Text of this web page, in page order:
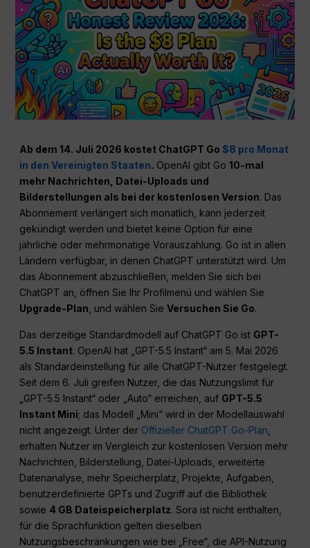
Ab dem 14. Juli 2026 kostet ChatGPT Go$8 pro Monat
in den Vereinigten Staaten. OpenAI gibt Go10-mal
mehr Nachrichten, Datei-Uploads und
Bilderstellungen als bei der kostenlosen Version. Das
Abonnement verlängert sich monatlich, kann jederzeit
gekündigt werden und bietet keine Option für eine
jährliche oder mehrmonatige Vorauszahlung. Go ist in allen
Ländern verfügbar, in denen ChatGPT unterstützt wird. Um
das Abonnement abzuschließen, melden Sie sich bei
ChatGPT an, öffnen Sie Ihr Profilmenü und wählen Sie
Upgrade-Plan , und wählen SieVersuchen Sie Go.
Das derzeitige Standardmodell auf ChatGPT Go ist GPT-
5.5 Instant. OpenAI hat „GPT-5.5 Instant“ am 5. Mai 2026
als Standardeinstellung für alle ChatGPT-Nutzer festgelegt.
Seit dem 6. Juli greifen Nutzer, die das Nutzungslimit für
„GPT-5.5 Instant“ oder „Auto“ erreichen, auf GPT-5.5
Instant Mini; das Modell „Mini“ wird in der Modellauswahl
nicht angezeigt. Unter der Offizieller ChatGPT Go-Plan
erhalten Nutzer im Vergleich zur kostenlosen Version mehr
Nachrichten, Bilderstellung, Datei-Uploads, erweiterte
Datenanalyse, mehr Speicherplatz, Projekte, Aufgaben,
benutzerdefinierte GPTs und Zugriff auf die Bibliothek
sowie 4 GB Dateispeicherplatz. Sora ist nicht enthalten,
für die Sprachfunktion gelten dieselben
Nutzungsbeschränkungen wie bei „Free“, die API-Nutzung